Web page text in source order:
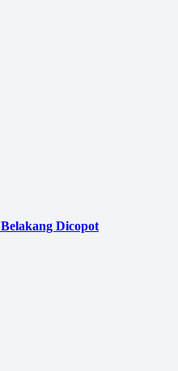
Dicopot